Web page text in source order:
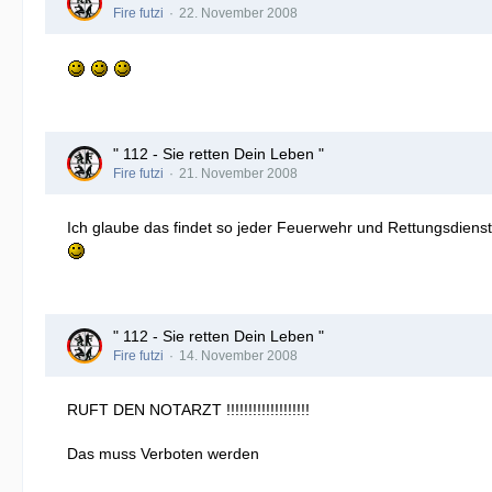
Fire futzi 22. November 2008
" 112 - Sie retten Dein Leben "
Fire futzi 21. November 2008
Ich glaube das findet so jeder Feuerwehr und
" 112 - Sie retten Dein Leben "
Fire futzi 14. November 2008
RUFT DEN NOTARZT !!!!!!!!!!!!!!!!!!!
Das muss Verboten werden